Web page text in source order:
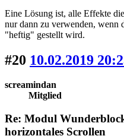
Eine Lösung ist, alle Effekte
nur dann zu verwenden,
"heftig" gestellt wird.
#20 10.02.2019
screamindan
Mitglied
Re: Modul
horizontales Scrollen